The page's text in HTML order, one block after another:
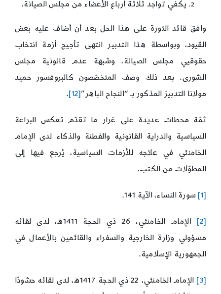
يكفي تواجد ثلاثة أرباع الأعضاء من مجلس الصيانة.
وافق قائد الثورة على هذا الحل بعد أن أضاف عليه بعض
القيود، وبواسطة هذا التدبير انتهى تأجيج أزمة انتخاب
حقوقيي مجلس الصيانة، وشبهة عدم قانونية مجلس
الشورى. بعد ذلك وصف المتخصّصون كالبروفسور حميد
مولانا التدبيرَ المذكور بـ “النجاح الباهر”[12]
.
ثمّة محطات عديدة على غرار ما تقدّم تعكس البراعة
السياسية والدراية القانونية والفطنة والذكاء لدى الإمام
الخامنئي في علاجه للأزمات السياسية، يُرجع فيها إلى
المطوّلات من الكتب.
[1] سورة النساء، الآية 141.
[2]
الإمام الخامنئي، 26 ذي الحجة 1411ه، لدى لقائه
مسؤولي وزارة الخارجية والسفراء والقائمين بالأعمال في
الجمهورية الإسلامية.
[3]
الإمام الخامنئي، 22 ذي الحجة 1417ه، لدى لقائه حشودًا